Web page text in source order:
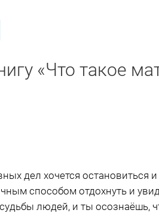
«Что такое
дел хочется
способом отдохнуть и
людей, и ты осознаёшь,